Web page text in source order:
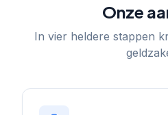
Onze
In vier heldere stappen